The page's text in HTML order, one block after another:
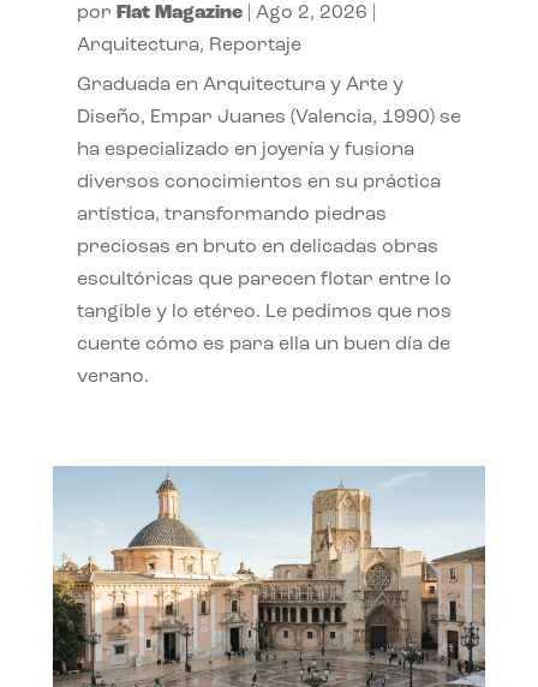
por Flat Magazine| Ago 2, 2026
Arquitectura, Reportaje
Graduada en Arquitectura y Arte y
Diseño, Empar Juanes (Valencia, 1990) se
ha especializado en joyería y fusiona
diversos conocimientos en su práctica
artística, transformando piedras
preciosas en bruto en delicadas obras
escultóricas que parecen flotar entre lo
tangible y lo etéreo. Le pedimos que nos
cuente cómo es para ella un buen día de
verano.